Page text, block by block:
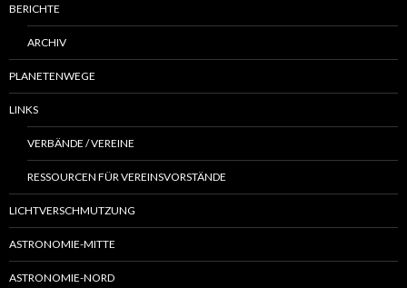
BERICHTE
ARCHIV
PLANETENWEGE
LINKS
VERBÄNDE / VEREINE
RESSOURCEN FÜR VEREINSVORSTÄNDE
LICHTVERSCHMUTZUNG
ASTRONOMIE-MITTE
ASTRONOMIE-NORD